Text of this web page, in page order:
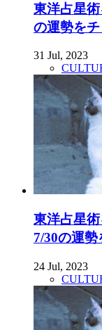
東洋占星
の運勢をチ
31 Jul, 2023
東洋占星
7/30の運勢
24 Jul, 2023